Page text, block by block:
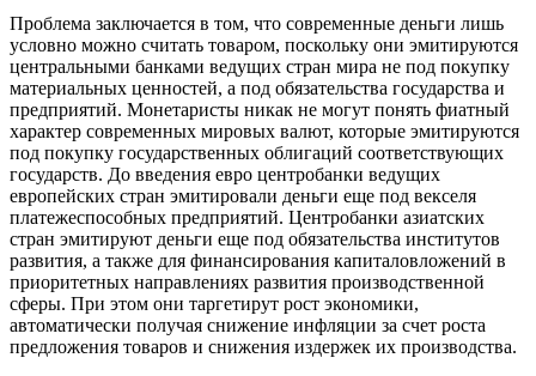
Проблема заключается в том, что современные деньги лишь
условно можно считать товаром, поскольку они эмитируются
центральными банками ведущих стран мира не под покупку
материальных ценностей, а под обязательства государства и
предприятий. Монетаристы никак не могут понять фиатный
характер современных мировых валют, которые эмитируются
под покупку государственных облигаций соответствующих
государств. До введения евро центробанки ведущих
европейских стран эмитировали деньги еще под векселя
платежеспособных предприятий. Центробанки азиатских
стран эмитируют деньги еще под обязательства институтов
развития, а также для финансирования капиталовложений в
приоритетных направлениях развития производственной
сферы. При этом они таргетирут рост экономики,
автоматически получая снижение инфляции за счет роста
предложения товаров и снижения издержек их производства.